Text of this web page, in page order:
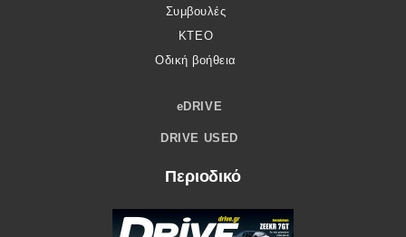
Συμβουλές
ΚΤΕΟ
Οδική βοήθεια
eDRIVE
DRIVE USED
Περιοδικό